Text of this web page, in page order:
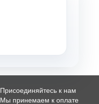
Присоединяйтесь к нам
Мы принемаем к оплате